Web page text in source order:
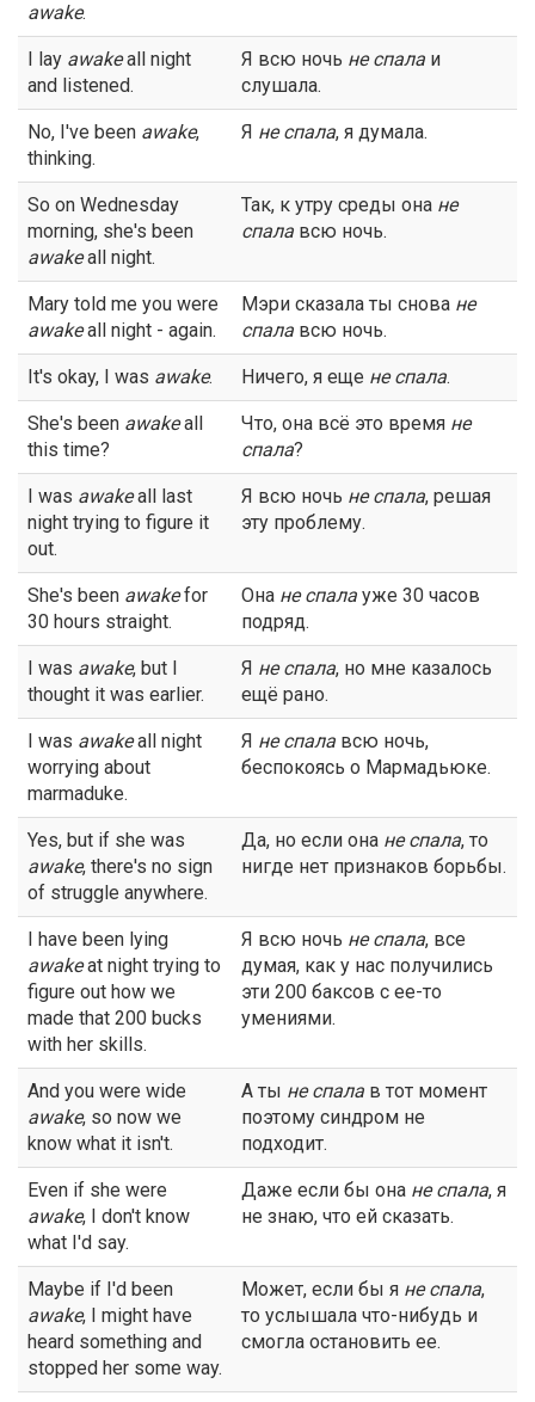
awake.
I lay awakeall night
and listened.
Я всю ночь не спала и
слушала.
No, I've been awake,
thinking.
Я не спала, я думала.
So on Wednesday
morning, she's been
awakeall night.
Так, к утру среды она не
спала всю ночь.
Mary told me you were
awakeall night - again.
Мэри сказала ты снова не
спала всю ночь.
It's okay, I was awake. Ничего, я еще не спала.
She's been awakeall
this time?
Что, она всё это время не
спала?
I was awakeall last
night trying to figure it
out.
Я всю ночь не спала, решая
эту проблему.
She's been awakefor
30 hours straight.
Она не спала уже 30 часов
подряд.
I was awake, but I
thought it was earlier.
Я не спала, но мне казалось
ещё рано.
I was awakeall night
worrying about
marmaduke.
Я не спала всю ночь,
беспокоясь о Мармадьюке.
Yes, but if she was
awake, there's no sign
of struggle anywhere.
Да, но если она не спала, то
нигде нет признаков борьбы.
I have been lying
awakeat night trying to
figure out how we
made that 200 bucks
with her skills.
Я всю ночь не спала, все
думая, как у нас получились
эти 200 баксов с ее-то
умениями.
And you were wide
awake, so now we
know what it isn't.
А ты не спала в тот момент
поэтому синдром не
подходит.
Even if she were
awake, I don't know
what I'd say.
Даже если бы она не спала, я
не знаю, что ей сказать.
Maybe if I'd been
awake, I might have
heard something and
stopped her some way.
Может, если бы я не спала,
то услышала что-нибудь и
смогла остановить ее.